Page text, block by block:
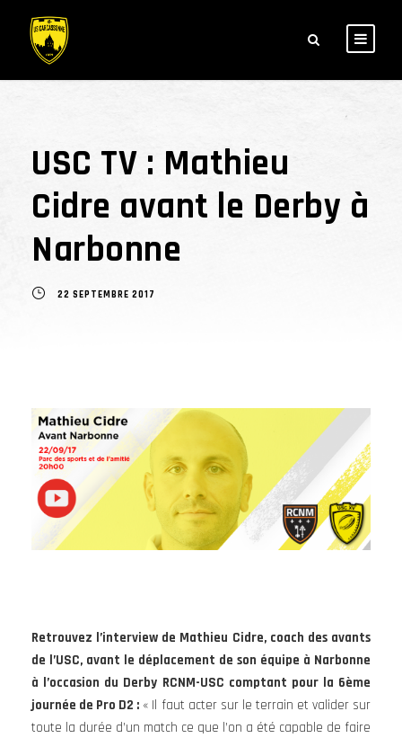
USC TV : Mathieu
Cidre avant le Derby à
Narbonne
22 SEPTEMBRE 2017
Retrouvez l’interview de Mathieu Cidre, coach des avants
de l’USC, avant le déplacement de son équipe à Narbonne
à l’occasion du Derby RCNM-USC comptant pour la 6ème
journée de Pro D2 : « Il faut acter sur le terrain et valider sur
toute la durée d’un match ce que l’on a été capable de faire